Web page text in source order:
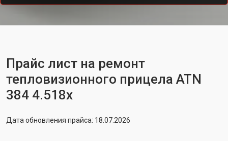
Прайс лист на ремонт
тепловизионного прицела ATN
384 4.518x
Дата обновления прайса: 18.07.2026